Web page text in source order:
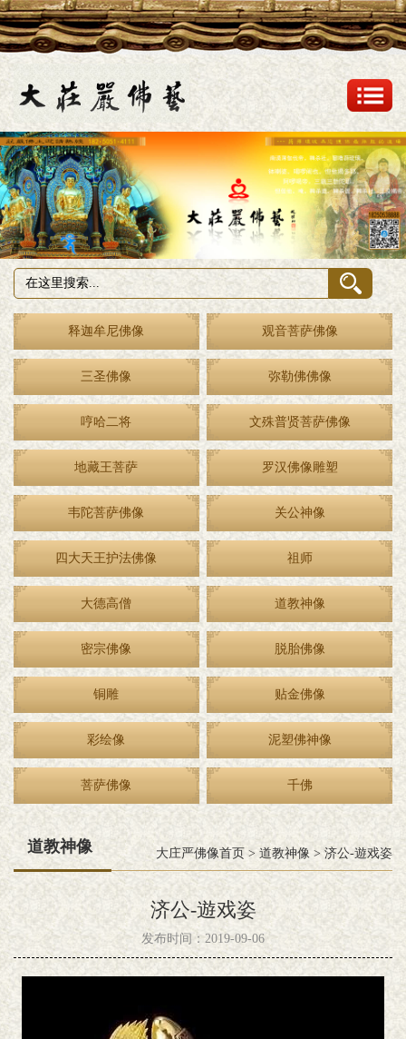
释迦牟尼佛像 观音菩萨佛像
三圣佛像 弥勒佛佛像
哼哈二将 文殊普贤菩萨佛像
地藏王菩萨 罗汉佛像雕塑
韦陀菩萨佛像 关公神像
四大天王护法佛像 祖师
大德高僧 道教神像
密宗佛像 脱胎佛像
铜雕 贴金佛像
彩绘像 泥塑佛神像
菩萨佛像 千佛
道教神像 大庄严佛像首页 > 道教神像 > 济公-遊戏姿
济公-遊戏姿
发布时间：2019-09-06